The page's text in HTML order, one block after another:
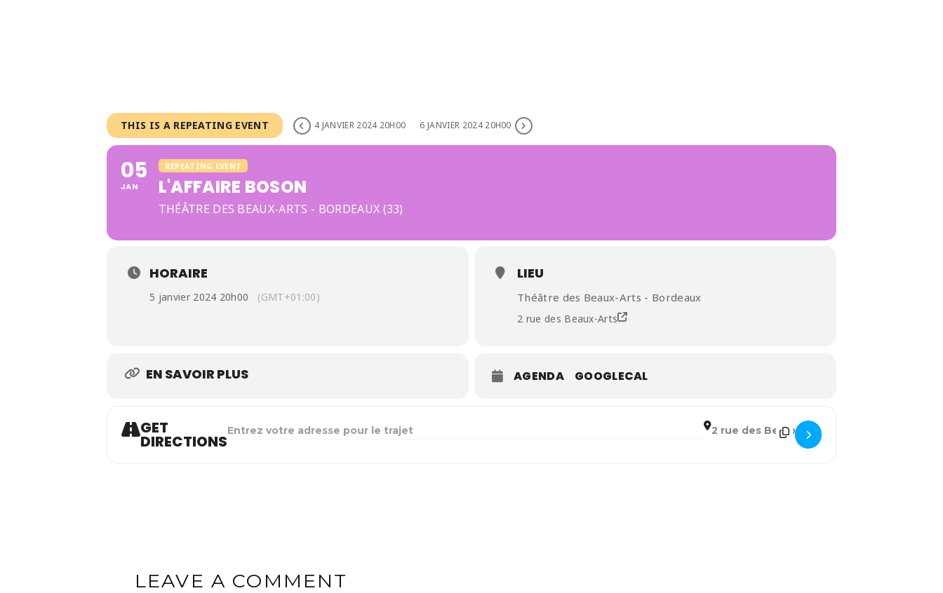
THIS IS A REPEATING EVENT 4 JANVIER 2024 20H00 6 JANVIER 2024 20H00
05
JAN
REPEATING EVENT
L'AFFAIRE BOSON
THÉÂTRE DES BEAUX-ARTS - BORDEAUX (33)
HORAIRE
5 janvier 2024 20h00 (GMT+01:00)
LIEU
Théâtre des Beaux-Arts - Bordeaux
2 rue des Beaux-Arts
EN SAVOIR PLUS AGENDA GOOGLECAL
GET
DIRECTIONS
ADDRESS - L'AFFAIRE BOSON [] DESTINATION ADDRESS - L'AFFAIRE BOSON []
LEAVE A COMMENT